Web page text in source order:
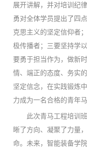
展开讲解，并对培训纪
勇对全体学员提出了四
克思主义的坚定信仰者
极传播者；三要坚持学
要勇于担当作为，做新
情、端正的态度、务实
坚定信念，在实践锻炼
力成为一名合格的青年
此次青马工程培训
晰了方向、凝聚了力量
命。未来，智能装备学